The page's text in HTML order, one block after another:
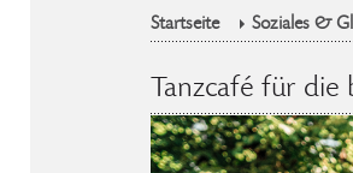
Startseite Soziales &
Tanzcafé für die